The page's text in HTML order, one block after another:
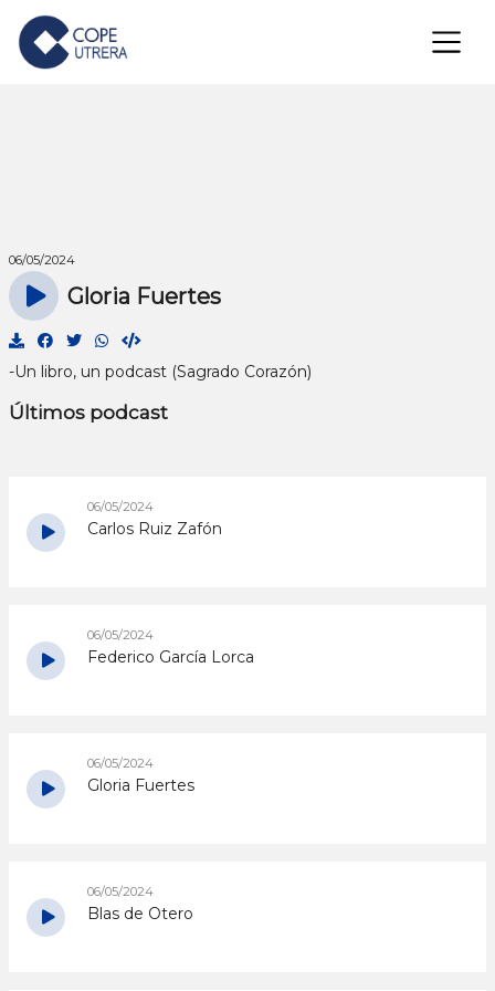
×
06/05/2024
Gloria Fuertes
-Un libro, un podcast (Sagrado Corazón)
Últimos podcast
06/05/2024
Carlos Ruiz Zafón
06/05/2024
Federico García Lorca
06/05/2024
Gloria Fuertes
06/05/2024
Blas de Otero